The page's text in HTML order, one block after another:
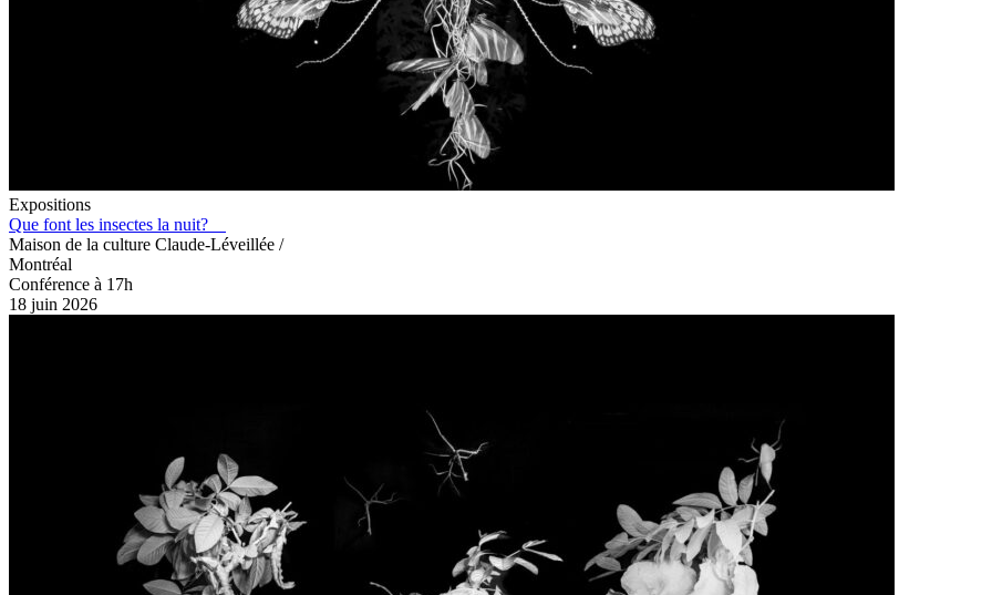
Expositions
Que font les insectes la nuit?
Maison de la culture Claude-Léveillée /
Montréal
Conférence à 17h
18 juin 2026